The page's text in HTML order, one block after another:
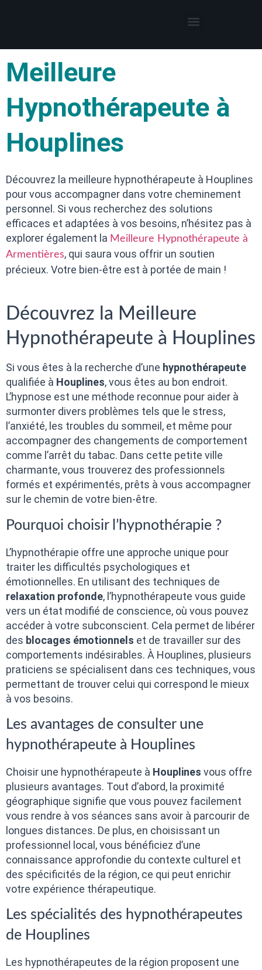
Meilleure
Hypnothérapeute à
Houplines
Découvrez la meilleure hypnothérapeute à Houplines
pour vous accompagner dans votre cheminement
personnel. Si vous recherchez des solutions
efficaces et adaptées à vos besoins, n’hésitez pas à
explorer également la Meilleure Hypnothérapeute à
Armentières, qui saura vous offrir un soutien
précieux. Votre bien-être est à portée de main !
Découvrez la Meilleure
Hypnothérapeute à Houplines
Si vous êtes à la recherche d’une hypnothérapeute
qualifiée à Houplines, vous êtes au bon endroit.
L’hypnose est une méthode reconnue pour aider à
surmonter divers problèmes tels que le stress,
l’anxiété, les troubles du sommeil, et même pour
accompagner des changements de comportement
comme l’arrêt du tabac. Dans cette petite ville
charmante, vous trouverez des professionnels
formés et expérimentés, prêts à vous accompagner
sur le chemin de votre bien-être.
Pourquoi choisir l’hypnothérapie ?
L’hypnothérapie offre une approche unique pour
traiter les difficultés psychologiques et
émotionnelles. En utilisant des techniques de
relaxation profonde, l’hypnothérapeute vous guide
vers un état modifié de conscience, où vous pouvez
accéder à votre subconscient. Cela permet de libérer
des blocages émotionnels et de travailler sur des
comportements indésirables. À Houplines, plusieurs
praticiens se spécialisent dans ces techniques, vous
permettant de trouver celui qui correspond le mieux
à vos besoins.
Les avantages de consulter une
hypnothérapeute à Houplines
Choisir une hypnothérapeute à Houplines vous offre
plusieurs avantages. Tout d’abord, la proximité
géographique signifie que vous pouvez facilement
vous rendre à vos séances sans avoir à parcourir de
longues distances. De plus, en choisissant un
professionnel local, vous bénéficiez d’une
connaissance approfondie du contexte culturel et
des spécificités de la région, ce qui peut enrichir
votre expérience thérapeutique.
Les spécialités des hypnothérapeutes
de Houplines
Les hypnothérapeutes de la région proposent une